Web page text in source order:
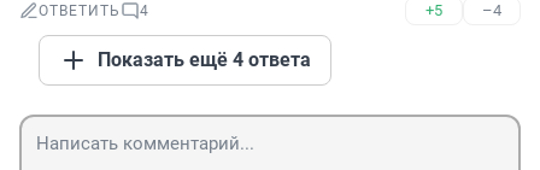
ОТВЕТИТЬ 4 +5 –4
Показать ещё 4 ответа